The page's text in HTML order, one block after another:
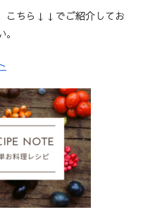
こちら↓↓でご紹介してお